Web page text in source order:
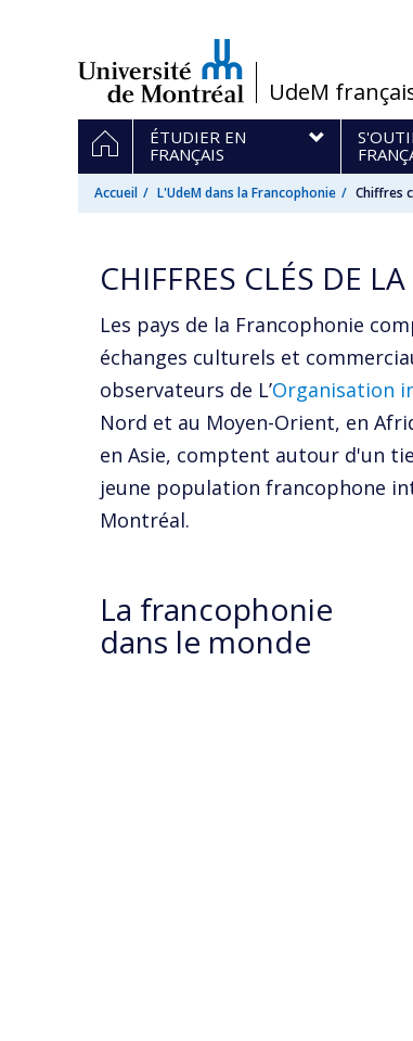
/UdeM
Navigation
principale
ACCUEIL
ÉTUDIER EN
FRANÇAIS
Accueil L'UdeM dans la Francophonie Chiffres
CHIFFRES CLÉS DE
Les pays de la Francophonie
échanges culturels et
observateurs de L’Organisation
Nord et au Moyen-Orient, en
en Asie, comptent autour d'un
jeune population francophone
Montréal.
La francophonie
dans le monde